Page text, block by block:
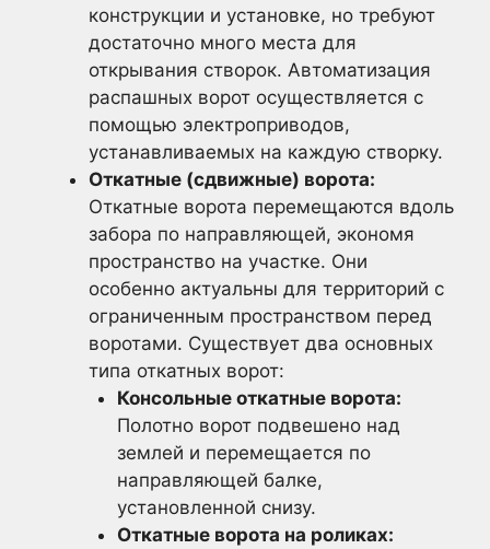
конструкции и установке, но требуют
достаточно много места для
открывания створок. Автоматизация
распашных ворот осуществляется с
помощью электроприводов,
устанавливаемых на каждую створку.
Откатные (сдвижные) ворота:
Откатные ворота перемещаются вдоль
забора по направляющей, экономя
пространство на участке. Они
особенно актуальны для территорий с
ограниченным пространством перед
воротами. Существует два основных
типа откатных ворот:
Консольные откатные ворота:
Полотно ворот подвешено над
землей и перемещается по
направляющей балке,
установленной снизу.
Откатные ворота на роликах: